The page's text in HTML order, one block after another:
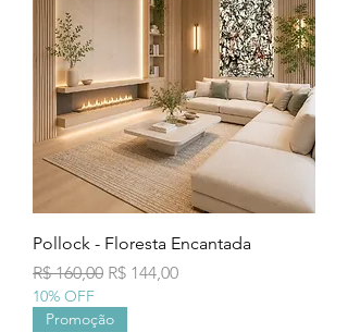
Pollock - Floresta Encantada
Preço normal
R$ 160,00 Preço promocional
R$ 144,00
10% OFF
Promoção